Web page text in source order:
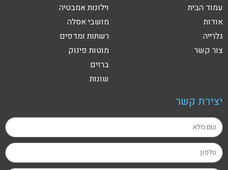
עמוד הבית
אודות
גלרייה
צור קשר
וילונות אמבטיה
מושבי אסלה
רשתות ומדפים
מוטות פינוק
ברזים
שונות
יצירת קשר